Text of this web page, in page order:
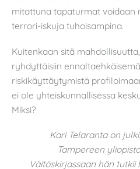
mitattuna tapaturmat voidaan
terrori-iskuja tuhoisampina.
Kuitenkaan sitä
ryhdyttäisiin
riskikäyttäytymistä
ei ole yhteiskunnallisessa
Miksi?
Kari Telaranta on
Tampereen
Väitöskirjassaan hän